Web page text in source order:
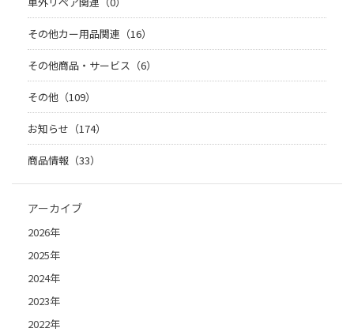
その他カー用品関連（16）
その他商品・サービス（6）
その他（109）
お知らせ（174）
商品情報（33）
アーカイブ
2026年
2025年
2024年
2023年
2022年